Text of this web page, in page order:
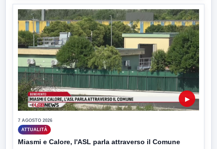
▶
7 AGOSTO 2026
ATTUALITÀ
Miasmi e Calore, l'ASL parla attraverso il Comune